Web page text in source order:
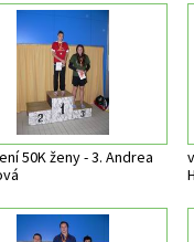
50K ženy - 3. Andrea